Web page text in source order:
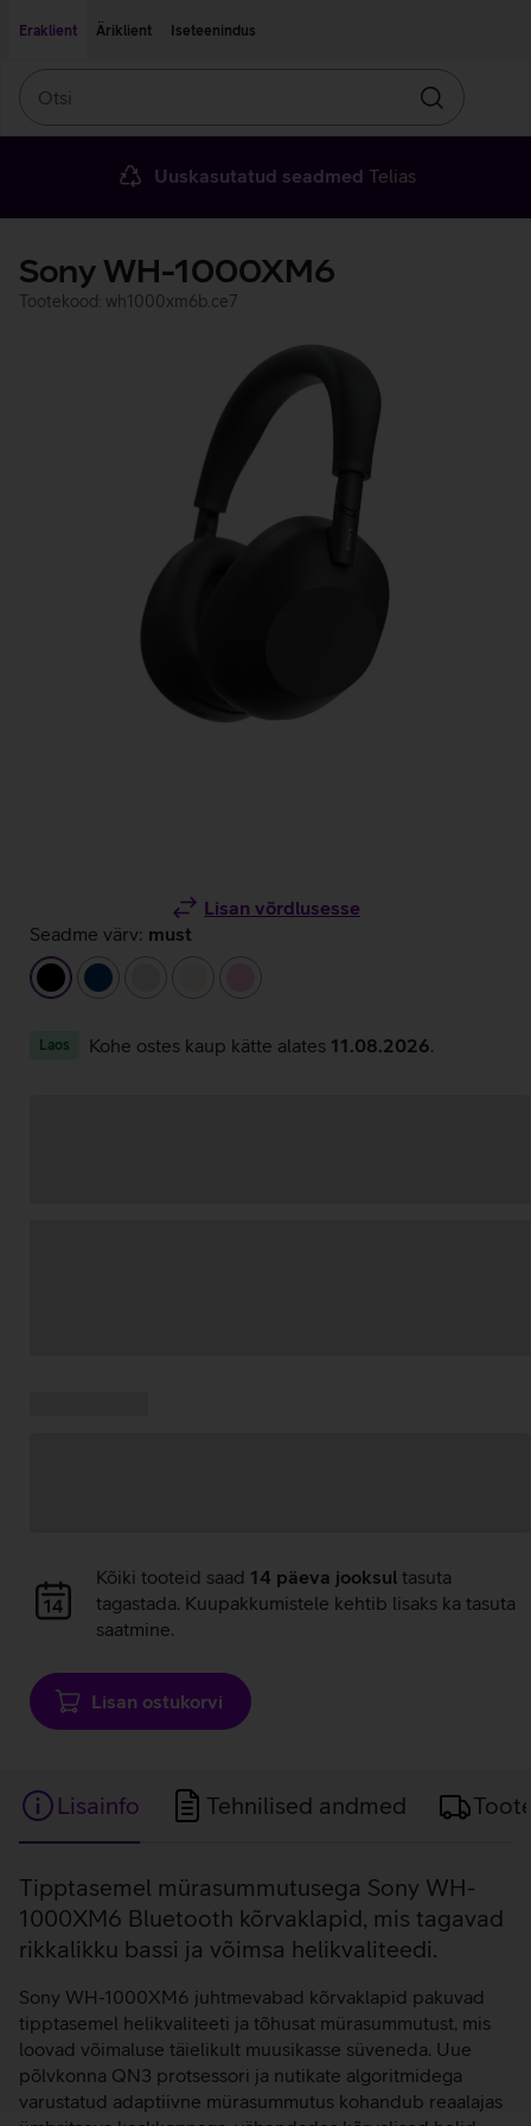
Eraklient
Äriklient Iseteenindus
Otsin
Uuskasutatud seadmed Telias
Sony WH-1000XM6
Tootekood: wh1000xm6b.ce7
Lisan võrdlusesse
Seadme värv: must
must
tumesinine
Laos Kohe ostes kaup kätte alates 11.08.2026
Andmete
laadimine
Kõiki tooteid saad 14 päeva jooksul tasuta
tagastada. Kuupakkumistele kehtib lisaks ka tasuta
saatmine.
Lisan ostukorvi
Lisainfo Tehnilised andmed
Lisainfo
Tipptasemel mürasummutusega Sony WH-
1000XM6 Bluetooth kõrvaklapid, mis tagavad
rikkalikku bassi ja võimsa helikvaliteedi.
Sony WH-1000XM6 juhtmevabad kõrvaklapid pakuvad
tipptasemel helikvaliteeti ja tõhusat mürasummutust, mis
loovad võimaluse täielikult muusikasse süveneda. Uue
põlvkonna QN3 protsessori ja nutikate algoritmidega
varustatud adaptiivne mürasummutus kohandub reaalajas